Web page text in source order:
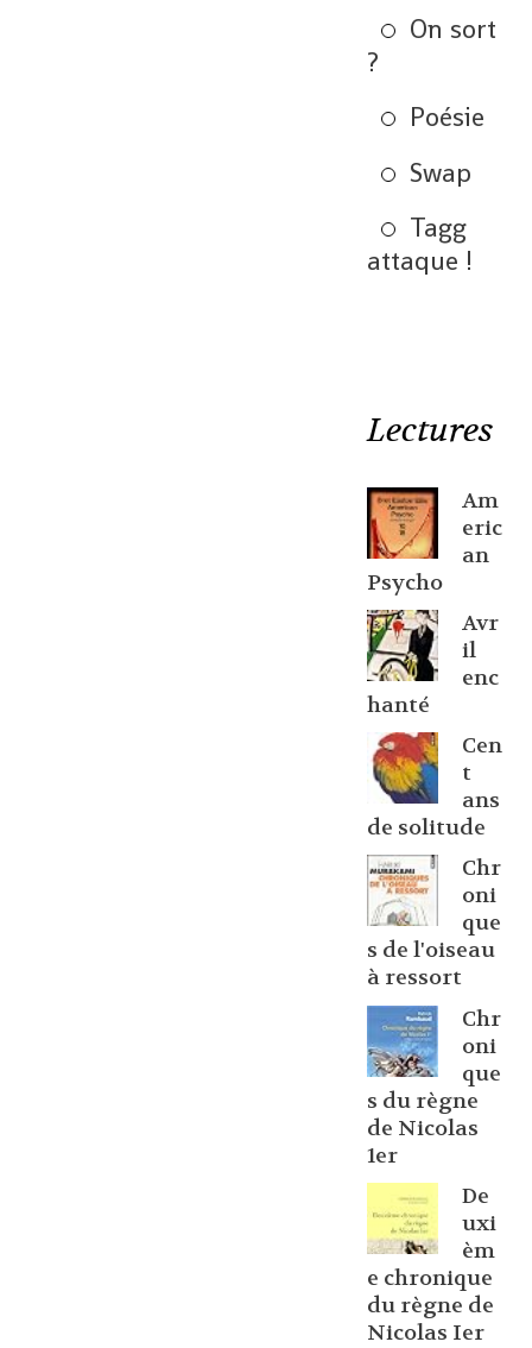
On sort
?
Poésie
Swap
Tagg
attaque !
Lectures
Am
eric
an
Psycho
Avr
il
enc
hanté
Cen
t
ans
de solitude
Chr
oni
que
s de l'oiseau
à ressort
Chr
oni
que
s du règne
de Nicolas
1er
De
uxi
èm
e chronique
du règne de
Nicolas Ier